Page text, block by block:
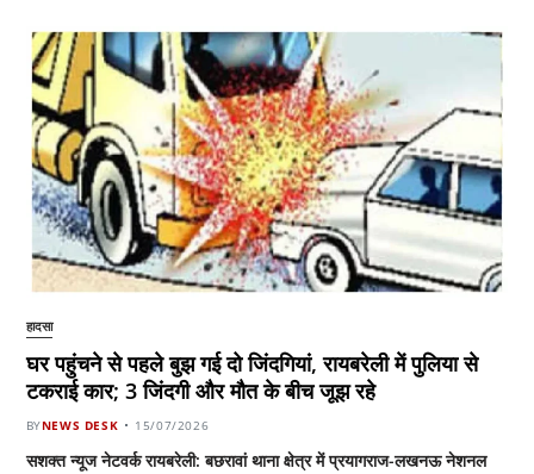
हादसा
घर पहुंचने से पहले बुझ गई दो जिंदगियां, रायबरेली में पुलिया से
टकराई कार; 3 जिंदगी और मौत के बीच जूझ रहे
BYNEWS DESK 15/07/2026
सशक्त न्यूज नेटवर्क रायबरेली: बछरावां थाना क्षेत्र में प्रयागराज-लखनऊ नेशनल